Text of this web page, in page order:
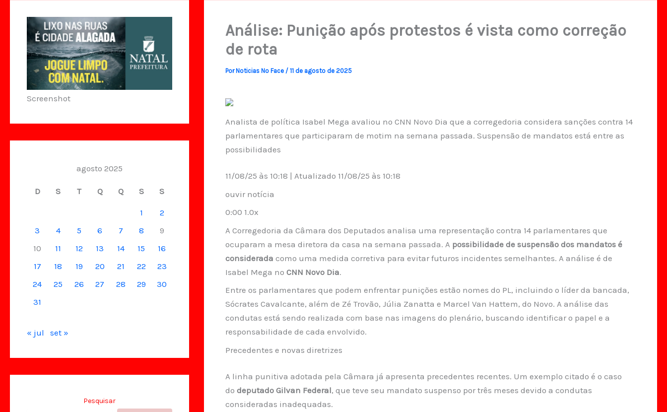
Screenshot
agosto 2025
D S T Q Q S S
1
2
3
4 5 6 7 8
9
10
11 12 13 14 15
16
17
18 19 20 21 22
23
24
25 26 27 28 29
30
31
« jul set »
Pesquisar
Análise: Punição após protestos é vista como correção
de rota
PorNoticias No Face / 11 de agosto de 2025
Analista de política Isabel Mega avaliou no CNN Novo Dia que a corregedoria considera sanções contra 14
parlamentares que participaram de motim na semana passada. Suspensão de mandatos está entre as
possibilidades
11/08/25 às 10:18 | Atualizado 11/08/25 às 10:18
ouvir notícia
0:00 1.0x
A Corregedoria da Câmara dos Deputados analisa uma representação contra 14 parlamentares que
ocuparam a mesa diretora da casa na semana passada. A possibilidade de suspensão dos mandatos é
considerada como uma medida corretiva para evitar futuros incidentes semelhantes. A análise é de
Isabel Mega no CNN Novo Dia.
Entre os parlamentares que podem enfrentar punições estão nomes do PL, incluindo o líder da bancada,
Sócrates Cavalcante, além de Zé Trovão, Júlia Zanatta e Marcel Van Hattem, do Novo. A análise das
condutas está sendo realizada com base nas imagens do plenário, buscando identificar o papel e a
responsabilidade de cada envolvido.
Precedentes e novas diretrizes
A linha punitiva adotada pela Câmara já apresenta precedentes recentes. Um exemplo citado é o caso
do deputado Gilvan Federal, que teve seu mandato suspenso por três meses devido a condutas
consideradas inadequadas.